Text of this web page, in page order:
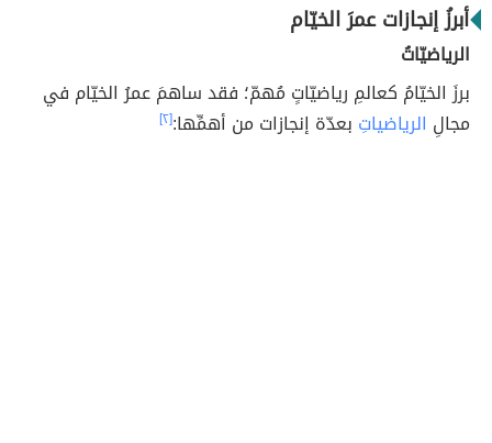
أبرزُ إنجازات عمرَ الخيّام
الرياضيّاتُ
برزَ الخيّامُ كعالمِ رياضيّاتٍ مُهمّ؛ فقد ساهمَ عمرُ الخيّام في
مجالِ الرياضياتِ بعدّة إنجازات من أهمِّها:[٢]